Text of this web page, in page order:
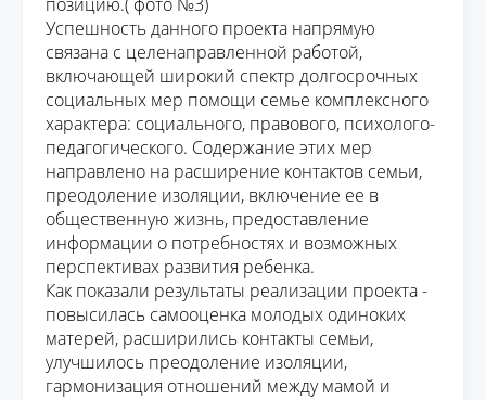
Успешность данного проекта напрямую
связана с целенаправленной работой,
включающей широкий спектр долгосрочных
социальных мер помощи семье комплексного
характера: социального, правового, психолого-
педагогического. Содержание этих мер
направлено на расширение контактов семьи,
преодоление изоляции, включение ее в
общественную жизнь, предоставление
информации о потребностях и возможных
перспективах развития ребенка.
Как показали результаты реализации проекта -
повысилась самооценка молодых одиноких
матерей, расширились контакты семьи,
улучшилось преодоление изоляции,
гармонизация отношений между мамой и